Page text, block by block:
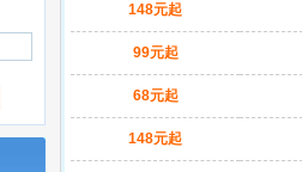
148元起
99元起
68元起
148元起